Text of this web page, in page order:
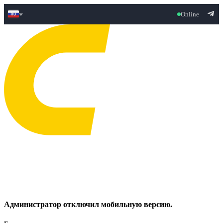
Online
Администратор отключил мобильную версию.